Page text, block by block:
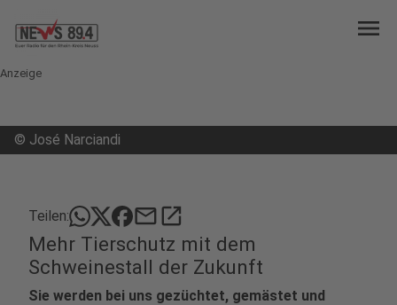
menu
Anzeige
© José Narciandi
Teilen: mailopen_in_new
Mehr Tierschutz mit dem
Schweinestall der Zukunft
Sie werden bei uns gezüchtet, gemästet und